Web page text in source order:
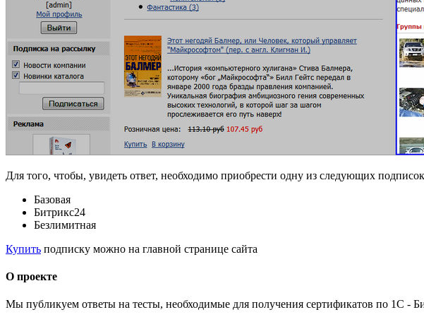
Для того, чтобы, увидеть ответ, необходимо приобрести одну из следующих
Базовая
Битрикс24
Безлимитная
Купить подписку можно на главной странице сайта
О проекте
Мы публикуем ответы на тесты, необходимые для получения сертификатов по 1С -